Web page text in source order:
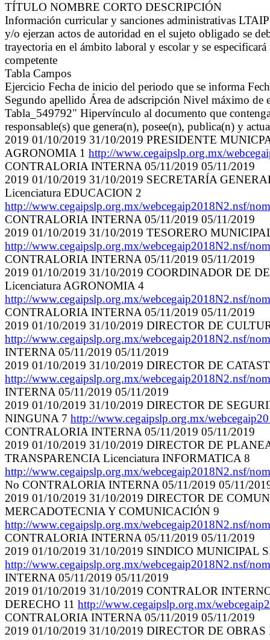
TÍTULO NOMBRE CORTO DESCRIPCIÓN
Información curricular y sanciones administrativas
y/o ejerzan actos de autoridad en el sujeto obligado se
trayectoria en el ámbito laboral y escolar y se
competente
Tabla Campos
Ejercicio Fecha de inicio del periodo que se informa
Segundo apellido Área de adscripción Nivel máximo de
Tabla_549792" Hipervínculo al documento que
responsable(s) que genera(n), posee(n), publica(n) y
2019 01/10/2019 31/10/2019 PRESIDENTE
AGRONOMIA 1 http://www.cegaipslp.org.mx/
CONTRALORIA INTERNA 05/11/2019 05/11/2019
2019 01/10/2019 31/10/2019 SECRETARÍA
Licenciatura EDUCACION 2
http://www.cegaipslp.org.mx/webcegaip2018N2.nsf/
CONTRALORIA INTERNA 05/11/2019 05/11/2019
2019 01/10/2019 31/10/2019 TESORERO
http://www.cegaipslp.org.mx/webcegaip2018N2.nsf/
CONTRALORIA INTERNA 05/11/2019 05/11/2019
2019 01/10/2019 31/10/2019 COORDINADOR DE
Licenciatura AGRONOMIA 4
http://www.cegaipslp.org.mx/webcegaip2018N2.nsf/
CONTRALORIA INTERNA 05/11/2019 05/11/2019
2019 01/10/2019 31/10/2019 DIRECTOR DE
http://www.cegaipslp.org.mx/webcegaip2018N2.nsf/
INTERNA 05/11/2019 05/11/2019
2019 01/10/2019 31/10/2019 DIRECTOR DE
http://www.cegaipslp.org.mx/webcegaip2018N2.nsf/
INTERNA 05/11/2019 05/11/2019
2019 01/10/2019 31/10/2019 DIRECTOR DE
NINGUNA 7 http://www.cegaipslp.org.mx/
CONTRALORIA INTERNA 05/11/2019 05/11/2019
2019 01/10/2019 31/10/2019 DIRECTOR DE
TRANSPARENCIA Licenciatura INFORMATICA 8
http://www.cegaipslp.org.mx/webcegaip2018N2.nsf/
No CONTRALORIA INTERNA 05/11/2019 05/11/
2019 01/10/2019 31/10/2019 DIRECTOR DE
MERCADOTECNIA Y COMUNICACIÓN 9
http://www.cegaipslp.org.mx/webcegaip2018N2.nsf/
CONTRALORIA INTERNA 05/11/2019 05/11/2019
2019 01/10/2019 31/10/2019 SINDICO MUNICIPAL
http://www.cegaipslp.org.mx/webcegaip2018N2.nsf/
INTERNA 05/11/2019 05/11/2019
2019 01/10/2019 31/10/2019 CONTRALOR
DERECHO 11 http://www.cegaipslp.org.mx/
CONTRALORIA INTERNA 05/11/2019 05/11/2019
2019 01/10/2019 31/10/2019 DIRECTOR DE